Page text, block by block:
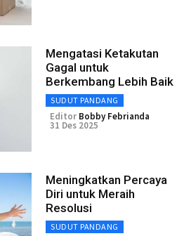
Mengatasi Ketakutan
Gagal untuk
Berkembang Lebih Baik
SUDUT PANDANG
Editor Bobby Febrianda
31 Des 2025
Meningkatkan Percaya
Diri untuk Meraih
Resolusi
SUDUT PANDANG